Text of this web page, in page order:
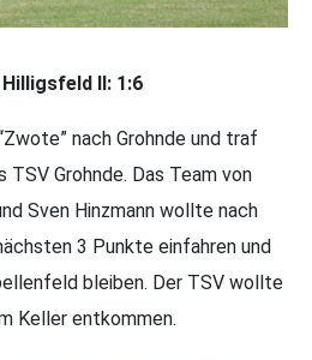
II: 1:6
nach Grohnde und traf
Grohnde. Das Team von
Sven Hinzmann wollte nach
3 Punkte einfahren und
bleiben. Der TSV wollte
Keller entkommen.